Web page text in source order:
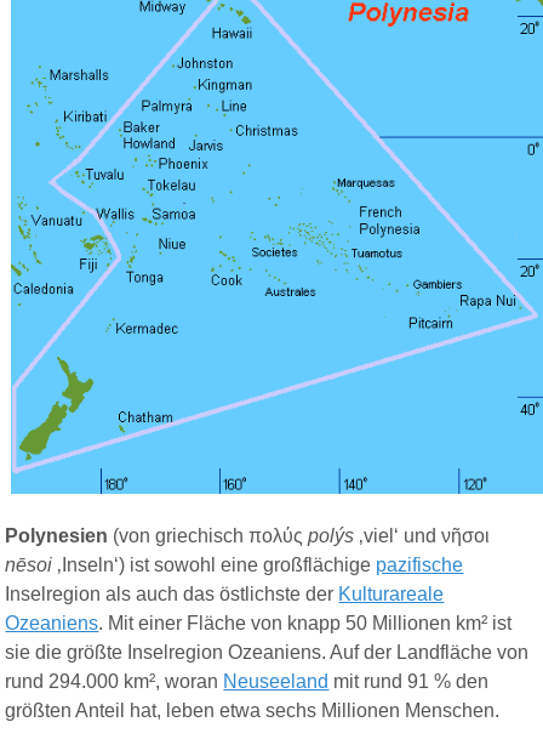
Polynesien (von griechischπολύς polýs ‚viel‘ undνῆσοι
nēsoi ‚Inseln‘) ist sowohl eine großflächige pazifische
Inselregion als auch das östlichste der Kulturareale
Ozeaniens. Mit einer Fläche von knapp 50 Millionen km² ist
sie die größte Inselregion Ozeaniens. Auf der Landfläche von
rund 294.000 km², woran Neuseeland mit rund 91 % den
größten Anteil hat, leben etwa sechs Millionen Menschen.